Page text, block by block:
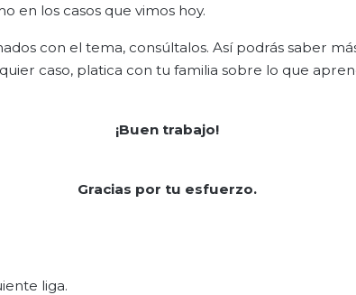
en los casos que vimos hoy.
con el tema, consúltalos. Así podrás saber
caso, platica con tu familia sobre lo que
¡Buen trabajo!
Gracias por tu esfuerzo.
liga.